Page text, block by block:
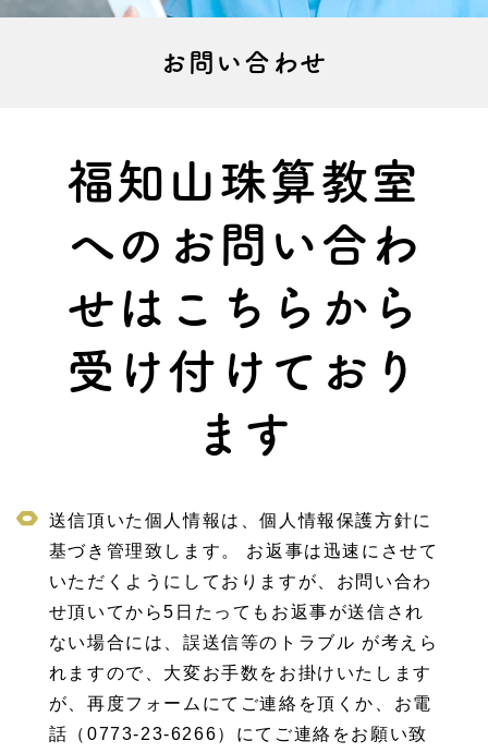
お問い合わせ
福知山珠算教室
へのお問い合わ
せは こちらから
受け付けており
ます
送信頂いた個人情報は、個人情報保護方針に
基づき管理致します。 お返事は迅速にさせて
いただくようにしておりますが、お問い合わ
せ頂いてから5日たってもお返事が送信され
ない場合には、誤送信等のトラブル が考えら
れますので、大変お手数をお掛けいたします
が、再度フォームにてご連絡を頂くか、お電
話（0773-23-6266）にてご連絡をお願い致